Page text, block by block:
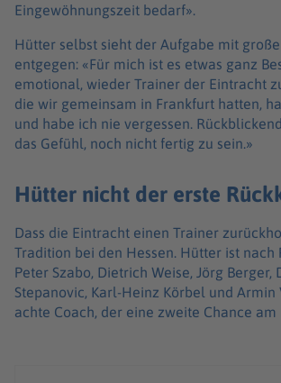
Eingewöhnungszeit bedarf».
Hütter selbst sieht der Aufgabe mit
entgegen: «Für mich ist es etwas ganz
emotional, wieder Trainer der Eintracht
die wir gemeinsam in Frankfurt hatten,
und habe ich nie vergessen.
das Gefühl, noch nicht fertig zu sein.»
Hütter nicht der erste
Dass die Eintracht einen Trainer
Tradition bei den Hessen. Hütter ist nach
Peter Szabo, Dietrich Weise, Jörg Berger,
Stepanovic, Karl-Heinz Körbel und Armin
achte Coach, der eine zweite Chance